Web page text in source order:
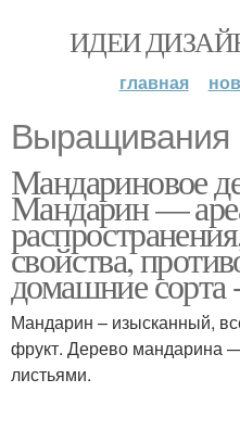
ИДЕИ
главная
Выращивания
Мандариновое
Мандарин —
свойства,
домашние сорта
Мандарин – изысканный,
фрукт. Дерево мандарина
листьями.